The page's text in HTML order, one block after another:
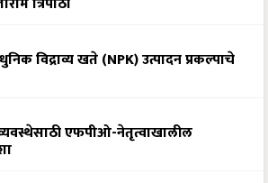
विद्राव्य खते (NPK) उत्पादन प्रकल्पाचे
एफपीओ-नेतृत्वाखालील